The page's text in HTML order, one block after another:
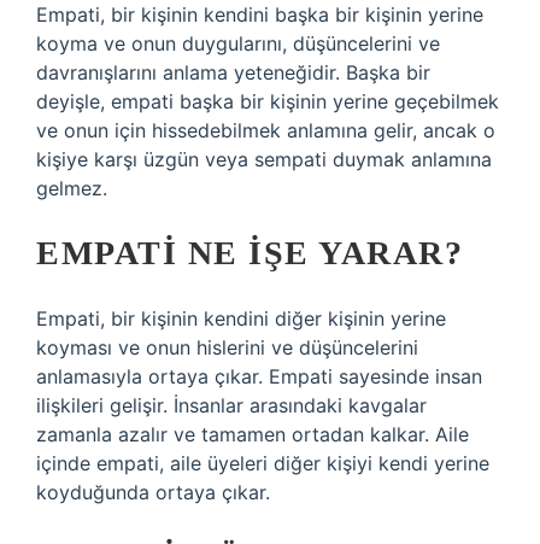
Empati, bir kişinin kendini başka bir kişinin yerine
koyma ve onun duygularını, düşüncelerini ve
davranışlarını anlama yeteneğidir. Başka bir
deyişle, empati başka bir kişinin yerine geçebilmek
ve onun için hissedebilmek anlamına gelir, ancak o
kişiye karşı üzgün veya sempati duymak anlamına
gelmez.
EMPATI NE IŞE YARAR?
Empati, bir kişinin kendini diğer kişinin yerine
koyması ve onun hislerini ve düşüncelerini
anlamasıyla ortaya çıkar. Empati sayesinde insan
ilişkileri gelişir. İnsanlar arasındaki kavgalar
zamanla azalır ve tamamen ortadan kalkar. Aile
içinde empati, aile üyeleri diğer kişiyi kendi yerine
koyduğunda ortaya çıkar.